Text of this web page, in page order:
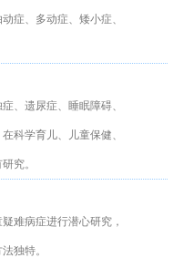
症、多动症、矮小症、
、遗尿症、睡眠障碍、
科学育儿、儿童保健、
究。
难病症进行潜心研究，
独特。